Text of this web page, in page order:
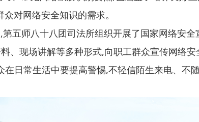
众对网络安全知识的需求。
第五师八十八团司法所组织开展了国家网络安
、现场讲解等多种形式,向职工群众宣传网络
日常生活中要提高警惕,不轻信陌生来电、不